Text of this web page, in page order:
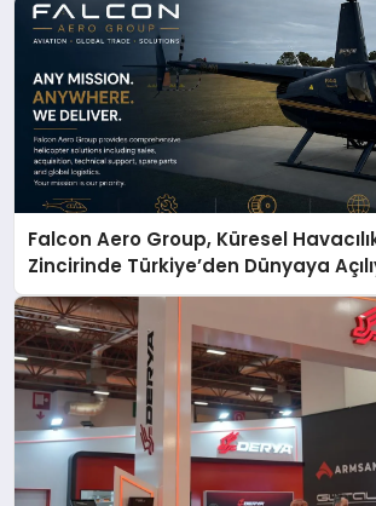
Falcon Aero Group, Küresel
Zincirinde Türkiye’den Dünyaya